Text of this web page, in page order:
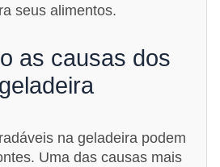
seus alimentos.
as causas dos
na geladeira podem
Uma das causas mais